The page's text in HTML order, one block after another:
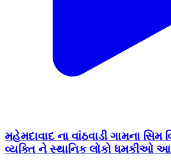
મહેમદાવાદ ના વાંઠવાડી ગામના સિમ
વ્યક્તિ ને સ્થાનિક લોકો ધમકીઓ